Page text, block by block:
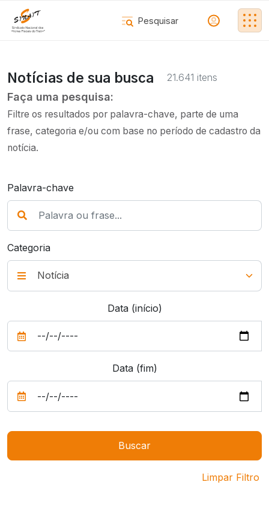
Notícias de sua busca 21.641 itens
Faça uma pesquisa:
Filtre os resultados por palavra-chave, parte de uma
frase, categoria e/ou com base no período de cadastro da
notícia.
Palavra-chave
Categoria
Data (início)
Data (fim)
Limpar Filtro